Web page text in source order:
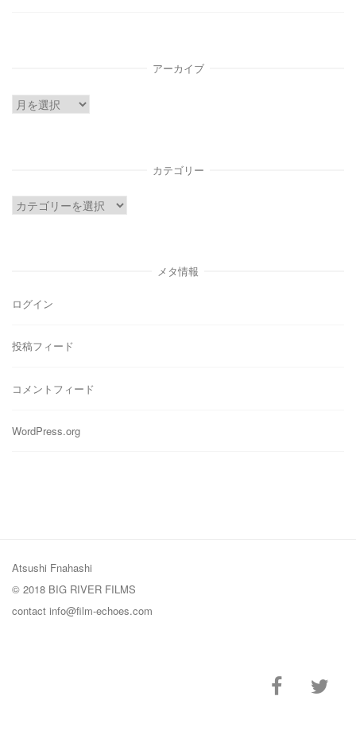
アーカイブ
ア
カテゴリー
カ
メタ情報
ログイン
投稿フィード
コメントフィード
WordPress.org
Atsushi Fnahashi
© 2018 BIG RIVER FILMS
contact info@film-echoes.com